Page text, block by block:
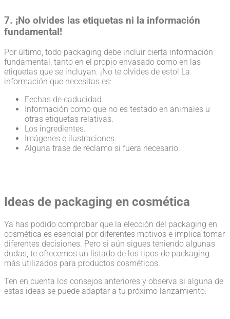
7. ¡No olvides las etiquetas ni la información
fundamental!
Por último, todo packaging debe incluir cierta información
fundamental, tanto en el propio envasado como en las
etiquetas que se incluyan. ¡No te olvides de esto! La
información que necesitas es:
Fechas de caducidad.
Información como que no es testado en animales u
otras etiquetas relativas.
Los ingredientes.
Imágenes e ilustraciones.
Alguna frase de reclamo si fuera necesario.
Ideas de packaging en cosmética
Ya has podido comprobar que la elección del packaging en
cosmética es esencial por diferentes motivos e implica tomar
diferentes decisiones. Pero si aún sigues teniendo algunas
dudas, te ofrecemos un listado de los tipos de packaging
más utilizados para productos cosméticos.
Ten en cuenta los consejos anteriores y observa si alguna de
estas ideas se puede adaptar a tu próximo lanzamiento.